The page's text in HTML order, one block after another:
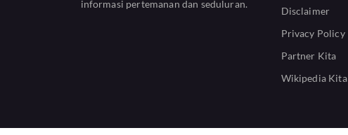
informasi pertemanan dan seduluran.
Disclaimer
Privacy Policy
Partner Kita
Wikipedia Kita